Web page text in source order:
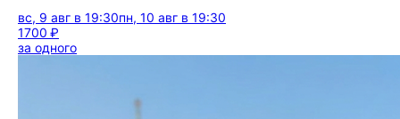
вс, 9 авг в 19:30пн, 10 авг в 19:30
1700 ₽
за одного